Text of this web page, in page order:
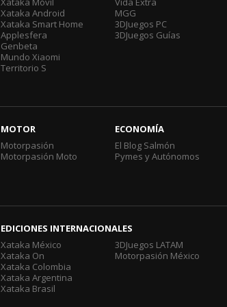
Xataka Android
Xataka Smart Home
Applesfera
Genbeta
Mundo Xiaomi
Territorio S
MGG
3DJuegos PC
3DJuegos Guías
MOTOR
Motorpasión
Motorpasión Moto
ECONOMÍA
El Blog Salmón
Pymes y Autónomos
EDICIONES INTERNACIONALES
Xataka México
Xataka On
Xataka Colombia
Xataka Argentina
Xataka Brasil
3DJuegos LATAM
Motorpasión México